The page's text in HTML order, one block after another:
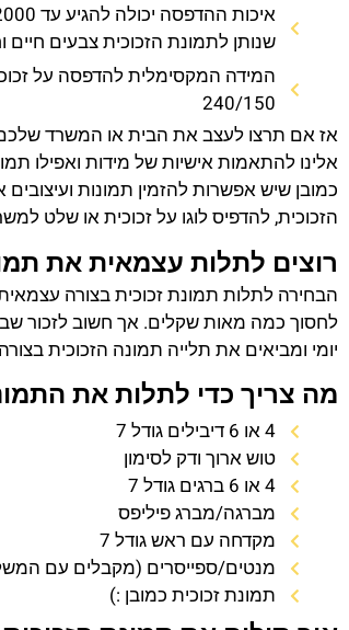
שנותן לתמונת הזכוכית צבעים חיים
המידה המקסימלית להדפסה על
240/150
אז אם תרצו לעצב את הבית או המשרד
אלינו להתאמות אישיות של מידות ואפילו
כמובן שיש אפשרות להזמין תמונות
הזכוכית, להדפיס לוגו על זכוכית או שלט
רוצים לתלות עצמאית את
הבחירה לתלות תמונת זכוכית בצורה
לחסוך כמה מאות שקלים. אך חשוב לזכור
יומי ומביאים את תלייה תמונה הזכוכית
מה צריך כדי לתלות את
4 או 6 דיבילים גודל 7
טוש ארוך ודק לסימון
4 או 6 ברגים גודל 7
מברגה/מברג פיליפס
מקדחה עם ראש גודל 7
מנטים/ספייסרים (מקבלים עם
תמונת זכוכית כמובן :)